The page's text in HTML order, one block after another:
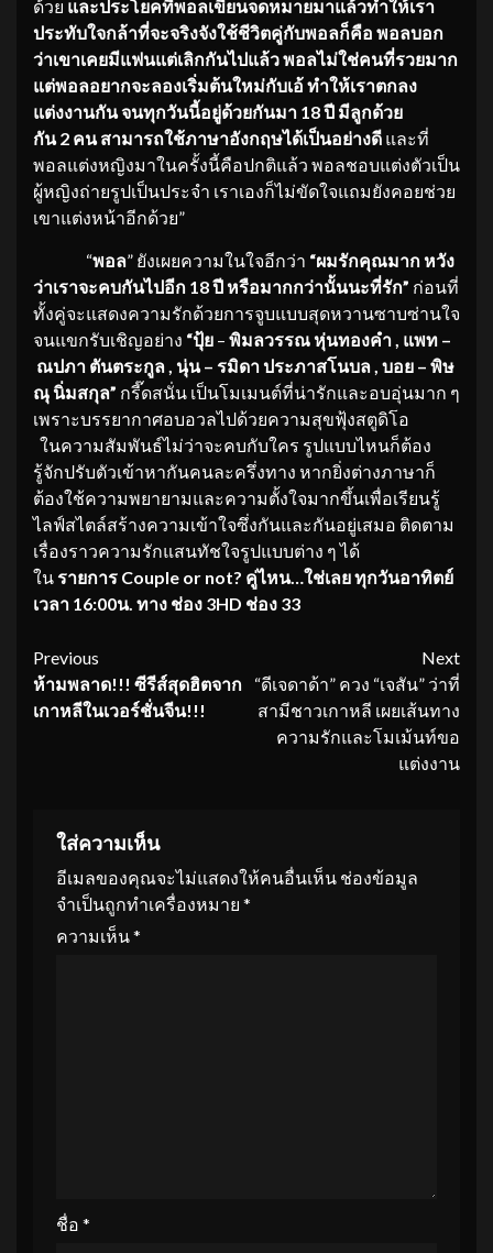
ด้วย และประโยคที่พอลเขียนจดหมายมาแล้วทำให้เรา
ประทับใจกล้าที่จะจริงจังใช้ชีวิตคู่กับพอลก็คือ พอลบอก
ว่าเขาเคยมีแฟนแต่เลิกกันไปแล้ว พอลไม่ใช่คนที่รวยมาก
แต่พอลอยากจะลองเริ่มต้นใหม่กับเอ้ ทำให้เราตกลง
แต่งงานกัน จนทุกวันนี้อยู่ด้วยกันมา 18 ปี มีลูกด้วย
กัน 2 คน สามารถใช้ภาษาอังกฤษได้เป็นอย่างดี และที่
พอลแต่งหญิงมาในครั้งนี้คือปกติแล้ว พอลชอบแต่งตัวเป็น
ผู้หญิงถ่ายรูปเป็นประจำ เราเองก็ไม่ขัดใจแถมยังคอยช่วย
เขาแต่งหน้าอีกด้วย”
“พอล” ยังเผยความในใจอีกว่า “ผมรักคุณมาก หวัง
ว่าเราจะคบกันไปอีก 18 ปี หรือมากกว่านั้นนะที่รัก” ก่อนที่
ทั้งคู่จะแสดงความรักด้วยการจูบแบบสุดหวานซาบซ่านใจ
จนแขกรับเชิญอย่าง “ปุ้ย – พิมลวรรณ หุ่นทองคำ , แพท –
ณปภา ตันตระกูล , นุ่น – รมิดา ประภาสโนบล , บอย – พิษ
ณุ นิ่มสกุล” กรี๊ดสนั่น เป็นโมเมนต์ที่น่ารักและอบอุ่นมาก ๆ
เพราะบรรยากาศอบอวลไปด้วยความสุขฟุ้งสตูดิโอ
ในความสัมพันธ์ไม่ว่าจะคบกับใคร รูปแบบไหนก็ต้อง
รู้จักปรับตัวเข้าหากันคนละครึ่งทาง หากยิ่งต่างภาษาก็
ต้องใช้ความพยายามและความตั้งใจมากขึ้นเพื่อเรียนรู้
ไลฟ์สไตล์สร้างความเข้าใจซึ่งกันและกันอยู่เสมอ ติดตาม
เรื่องราวความรักแสนทัชใจรูปแบบต่าง ๆ ได้
ใน รายการ Couple or not? คู่ไหน…ใช่เลย ทุกวันอาทิตย์
เวลา 16:00น. ทาง ช่อง 3HD ช่อง 33
Continue
Reading
Previous
ห้ามพลาด!!! ซีรีส์สุดฮิตจาก
เกาหลีในเวอร์ชั่นจีน!!!
Next
“ดีเจดาด้า” ควง “เจสัน” ว่าที่
สามีชาวเกาหลี เผยเส้นทาง
ความรักและโมเม้นท์ขอ
แต่งงาน
ใส่ความเห็น
อีเมลของคุณจะไม่แสดงให้คนอื่นเห็น ช่องข้อมูล
จำเป็นถูกทำเครื่องหมาย *
ความเห็น*
ชื่อ *